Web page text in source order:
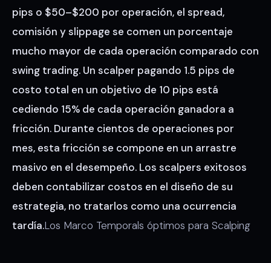
pips o $50–$200 por operación, el spread,
comisión y slippage se comen un porcentaje
mucho mayor de cada operación comparado con
swing trading. Un scalper pagando 1.5 pips de
costo total en un objetivo de 10 pips está
cediendo 15% de cada operación ganadora a
fricción. Durante cientos de operaciones por
mes, esta fricción se compone en un arrastre
masivo en el desempeño. Los scalpers exitosos
deben contabilizar costos en el diseño de su
estrategia, no tratarlos como una ocurrencia
tardía.Los Marco Temporals óptimos para Scalping